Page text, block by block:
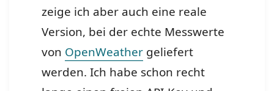
zeige ich aber auch eine reale
Version, bei der echte Messwerte
von OpenWeather geliefert
werden. Ich habe schon recht